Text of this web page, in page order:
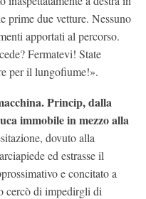
prime due vetture. Nessuno
apportati al percorso.
Fermatevi! State
per il lungofiume!».
Princip, dalla
immobile in mezzo alla
dovuto alla
ed estrasse il
e concitato a
cercò di impedirgli di